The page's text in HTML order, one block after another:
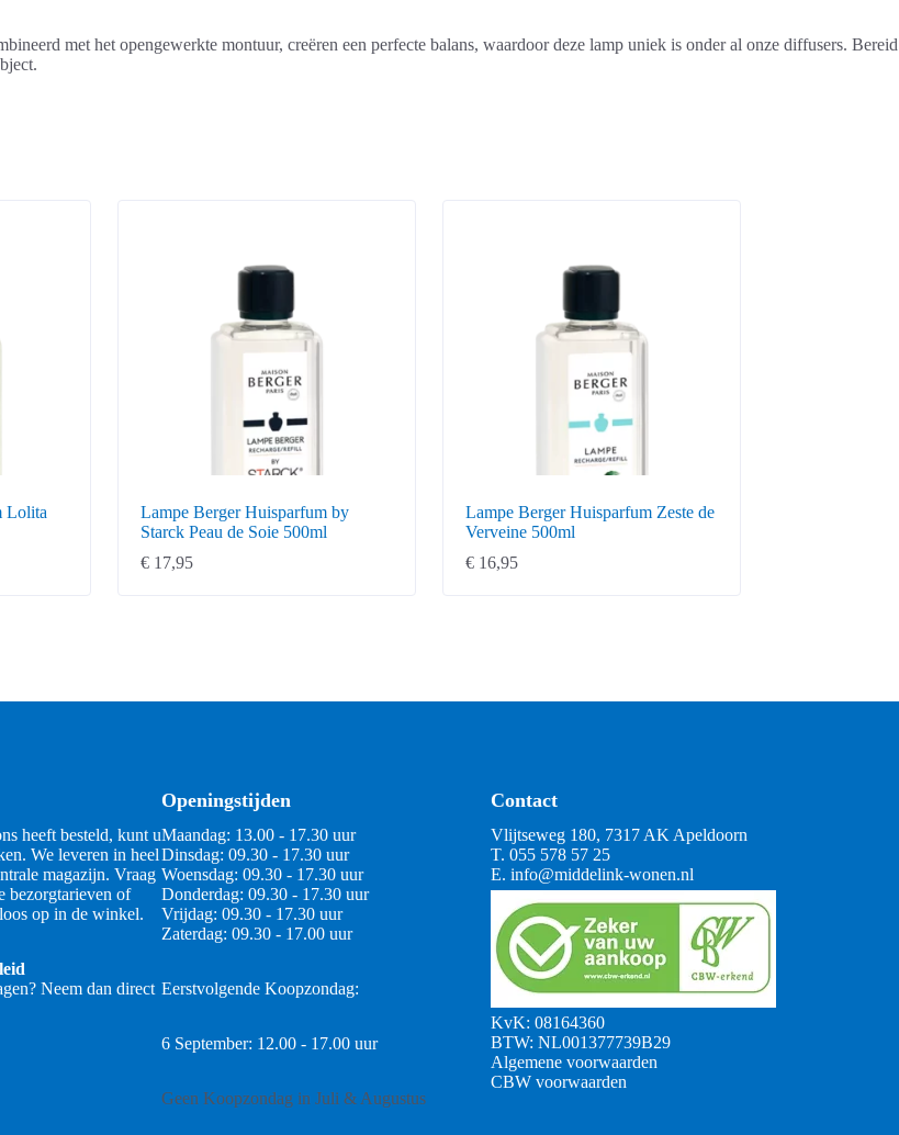
met het opengewerkte montuur, creëren een perfecte balans, waardoor deze lamp uniek is onder al onze diffusers. Bereid
Lolita
Lampe Berger Huisparfum by
Starck Peau de Soie 500ml
€ 17,95
Lampe Berger Huisparfum Zeste de
Verveine 500ml
€ 16,95
heeft besteld, kunt u
We leveren in heel
magazijn. Vraag
bezorgtarieven of
op in de winkel.
Neem dan direct
Openingstijden
Maandag: 13.00 - 17.30 uur
Dinsdag: 09.30 - 17.30 uur
Woensdag: 09.30 - 17.30 uur
Donderdag: 09.30 - 17.30 uur
Vrijdag: 09.30 - 17.30 uur
Zaterdag: 09.30 - 17.00 uur
Eerstvolgende Koopzondag:
6 September: 12.00 - 17.00 uur
Geen Koopzondag in Juli & Augustus
Contact
Vlijtseweg 180, 7317 AK Apeldoorn
T. 055 578 57 25
E. info@middelink-wonen.nl
KvK: 08164360
BTW: NL001377739B29
Algemene voorwaarden
CBW voorwaarden